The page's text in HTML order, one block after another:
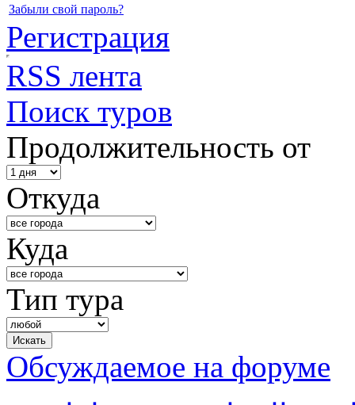
Забыли свой пароль?
Регистрация
RSS лента
Поиск туров
Продолжительность от
Откуда
Куда
Тип тура
Обсуждаемое на форуме